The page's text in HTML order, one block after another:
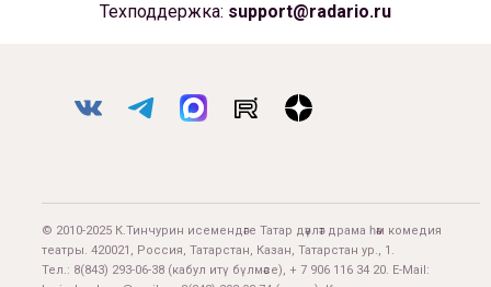
Техподдержка: support@radario.ru
© 2010-2025 К.Тинчурин исемендәге Татар дәүләт драма һәм комедия
театры. 420021, Россия, Татарстан, Казан, Татарстан ур., 1.
Тел.: 8(843) 293-06-38 (кабул итү бүлмәсе), + 7 906 116 34 20. E-Mail: